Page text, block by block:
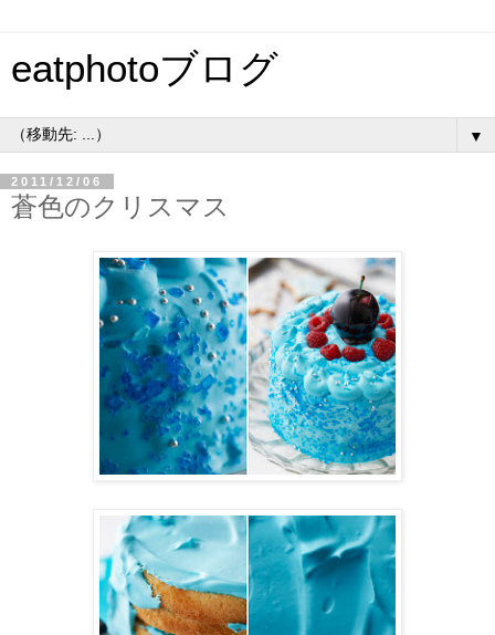
eatphotoブログ
▼
2011/12/06
蒼色のクリスマス